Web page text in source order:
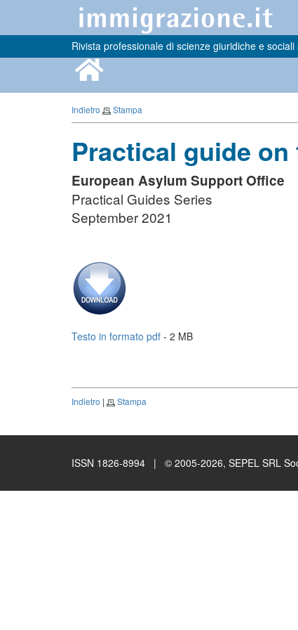
Rivista professionale di scienze giuridiche e
Indietro Stampa
Practical guide
European Asylum Support Office
Practical Guides Series
September 2021
Testo in formato pdf - 2 MB
Indietro | Stampa
ISSN 1826-8994 | © 2005-2026, SEPEL SRL